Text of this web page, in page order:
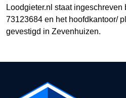
Loodgieter.nl staat
73123684 en het hoofdkantoor/
gevestigd in Zevenhuizen.